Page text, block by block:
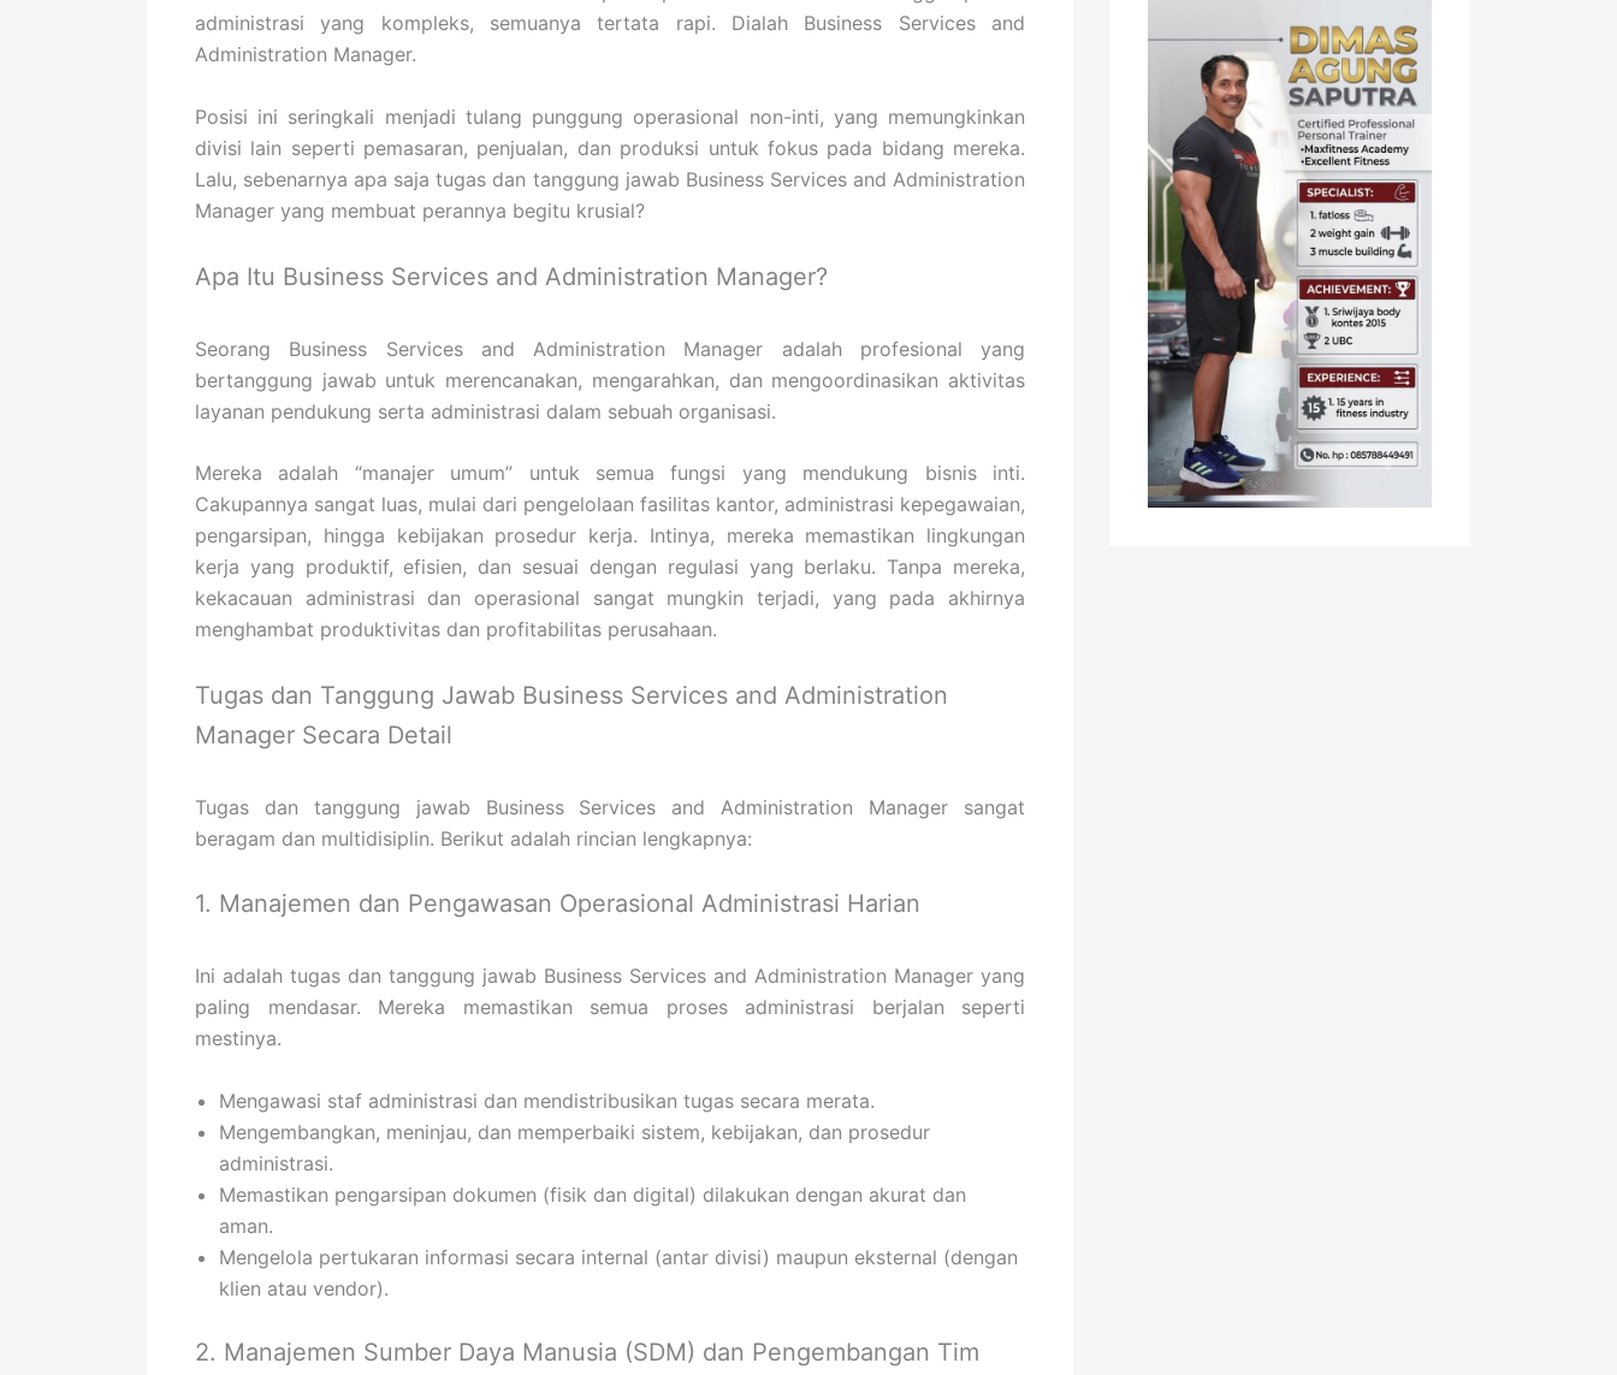
administrasi yang kompleks, semuanya tertata rapi. Dialah Business Services and
Administration Manager.
Posisi ini seringkali menjadi tulang punggung operasional non-inti, yang memungkinkan
divisi lain seperti pemasaran, penjualan, dan produksi untuk fokus pada bidang mereka.
Lalu, sebenarnya apa saja tugas dan tanggung jawab Business Services and Administration
Manager yang membuat perannya begitu krusial?
Apa Itu Business Services and Administration Manager?
Seorang Business Services and Administration Manager adalah profesional yang
bertanggung jawab untuk merencanakan, mengarahkan, dan mengoordinasikan aktivitas
layanan pendukung serta administrasi dalam sebuah organisasi.
Mereka adalah “manajer umum” untuk semua fungsi yang mendukung bisnis inti.
Cakupannya sangat luas, mulai dari pengelolaan fasilitas kantor, administrasi kepegawaian,
pengarsipan, hingga kebijakan prosedur kerja. Intinya, mereka memastikan lingkungan
kerja yang produktif, efisien, dan sesuai dengan regulasi yang berlaku. Tanpa mereka,
kekacauan administrasi dan operasional sangat mungkin terjadi, yang pada akhirnya
menghambat produktivitas dan profitabilitas perusahaan.
Tugas dan Tanggung Jawab Business Services and Administration
Manager Secara Detail
Tugas dan tanggung jawab Business Services and Administration Manager sangat
beragam dan multidisiplin. Berikut adalah rincian lengkapnya:
1. Manajemen dan Pengawasan Operasional Administrasi Harian
Ini adalah tugas dan tanggung jawab Business Services and Administration Manager yang
paling mendasar. Mereka memastikan semua proses administrasi berjalan seperti
mestinya.
Mengawasi staf administrasi dan mendistribusikan tugas secara merata.
Mengembangkan, meninjau, dan memperbaiki sistem, kebijakan, dan prosedur
administrasi.
Memastikan pengarsipan dokumen (fisik dan digital) dilakukan dengan akurat dan
aman.
Mengelola pertukaran informasi secara internal (antar divisi) maupun eksternal (dengan
klien atau vendor).
2. Manajemen Sumber Daya Manusia (SDM) dan Pengembangan Tim